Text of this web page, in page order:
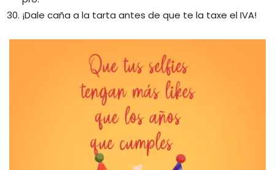
¡Dale caña a la tarta antes de que te la taxe el IVA!